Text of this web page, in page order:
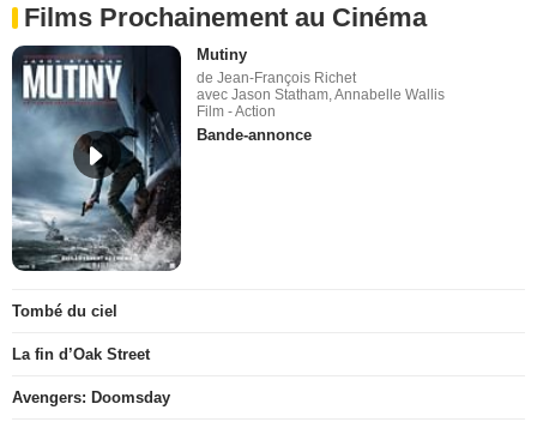
Films Prochainement au Cinéma
Mutiny
de Jean-François Richet
avec Jason Statham, Annabelle Wallis
Film - Action
Bande-annonce
Tombé du ciel
La fin d’Oak Street
Avengers: Doomsday